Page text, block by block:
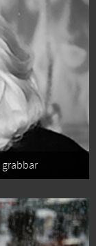
grabbar